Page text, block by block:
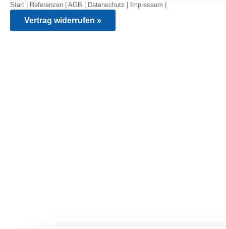
Start Referenzen AGB Datenschutz Impressum
Vertrag widerrufen »